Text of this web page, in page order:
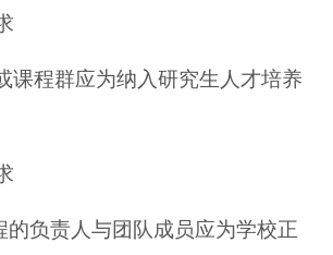
课程群应为纳入研究生人才培养
的负责人与团队成员应为学校正